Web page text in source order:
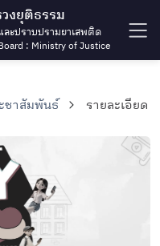
งยุติธรรม
ะปราบปรามยาเสพติด
: Ministry of Justice
ชาสัมพันธ์ รายละเอียด